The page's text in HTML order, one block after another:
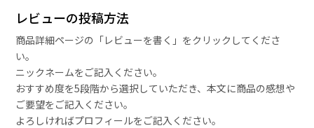
レビューの投稿方法
商品詳細ページの「レビューを書く」をクリックしてくださ
い。
ニックネームをご記入ください。
おすすめ度を5段階から選択していただき、本文に商品の感想や
ご要望をご記入ください。
よろしければプロフィールをご記入ください。